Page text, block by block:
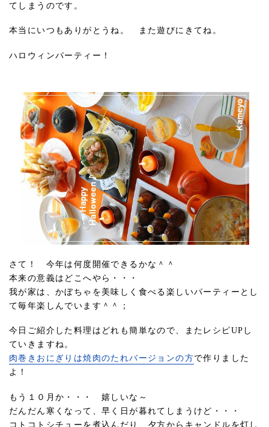
てしまうのです。
本当にいつもありがとうね。 また遊びにきてね。
ハロウィンパーティー！
さて！ 今年は何度開催できるかな＾＾
本来の意義はどこへやら・・・
我が家は、かぼちゃを美味しく食べる楽しいパーティーとし
て毎年楽しんでいます＾＾；
今日ご紹介した料理はどれも簡単なので、またレシピUPし
ていきますね。
肉巻きおにぎりは焼肉のたれバージョンの方で作りました
よ！
もう１０月か・・・ 嬉しいな～
だんだん寒くなって、早く日が暮れてしまうけど・・・
コトコトシチューを煮込んだり、夕方からキャンドルを灯し